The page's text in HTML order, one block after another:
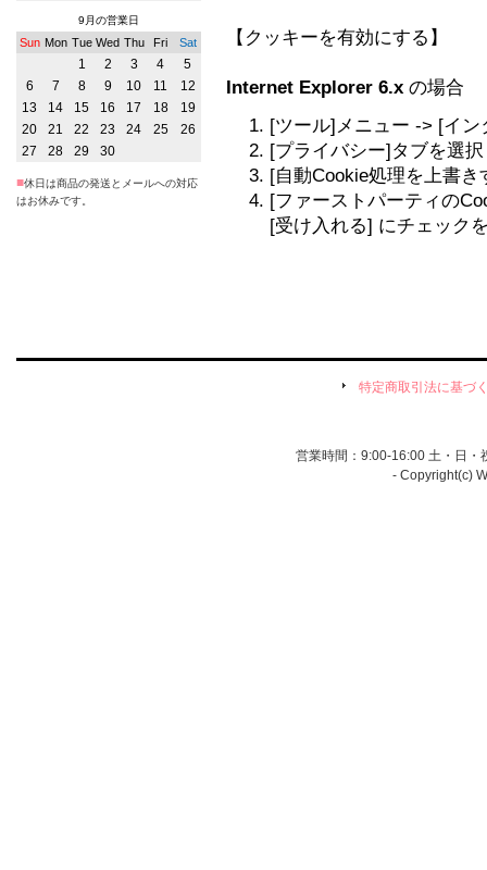
【クッキーを有効にする】
Internet Explorer 6.x の場合
[ツール]メニュー -> [イ
[プライバシー]タブを選
[自動Cookie処理を上書
[ファーストパーティの
[受け入れる] にチェック
9月の営業日
Sun Mon Tue Wed Thu Fri Sat
1 2 3 4
5
6
7 8 9 10 11
12
13
14 15 16 17 18
19
20
21 22 23 24 25
26
27
28 29 30
■休日は商品の発送とメールへの対応
はお休みです。
特定商取引法に基づ
営業時間：9:00-16:00 土・日・
- Copyright(c)